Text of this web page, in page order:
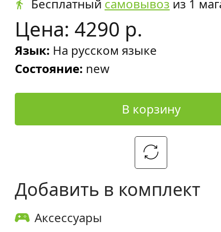
Бесплатный самовывоз из 1
Цена: 4290 р.
Язык: На русском языке
Состояние: new
В корзину
Добавить в комплект
Аксессуары